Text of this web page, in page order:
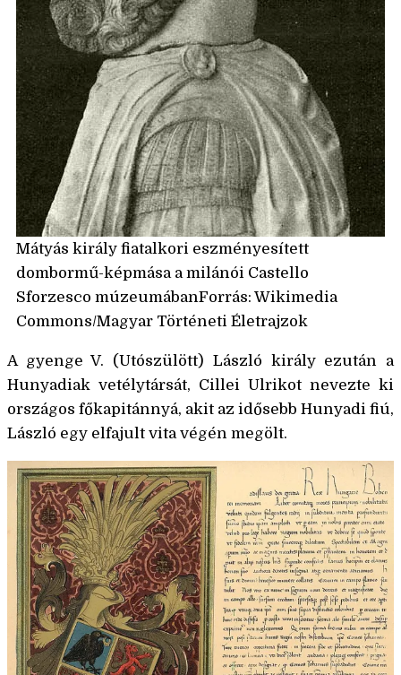
Mátyás király fiatalkori eszményesített
dombormű-képmása a milánói Castello
Sforzesco múzeumábanForrás: Wikimedia
Commons/Magyar Történeti Életrajzok
A gyenge V. (Utószülött) László király ezután a
Hunyadiak vetélytársát, Cillei Ulrikot nevezte ki
országos főkapitánnyá, akit az idősebb Hunyadi fiú,
László egy elfajult vita végén megölt.